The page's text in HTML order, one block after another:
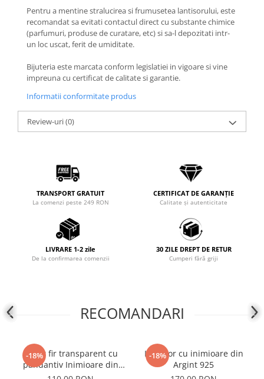
Brățări din Argint cu pietre
semiprețioase
Brățări elastice cu pietre
semiprețioase
BRĂȚĂRI DE PICIOR
Brățări de picior din Aur
Brățări de picior din Argint
COLIERE
Coliere cu mărgele colorate și
Pentru a mentine stralucirea si frumusetea lantisorului, este
recomandat sa evitati contactul direct cu substante chimice
(parfumuri, produse de curatare, etc) si sa-l depozitati intr-
un loc uscat, ferit de umiditate.
Bijuteria este marcata conform legislatiei in vigoare si vine
impreuna cu certificat de calitate si garantie.
Informatii conformitate produs
Review-uri(0)
TRANSPORT GRATUIT
La comenzi peste 249 RON
CERTIFICAT DE GARANȚIE
Calitate și autenticitate
LIVRARE 1-2 zile
De la confirmarea comenzii
30 ZILE DREPT DE RETUR
Cumperi fără griji
RECOMANDARI
-18%
Colier fir transparent cu
pandantiv Inimioare din
Argint 925
-18%
Lantisor cu inimioare din
Argint 925